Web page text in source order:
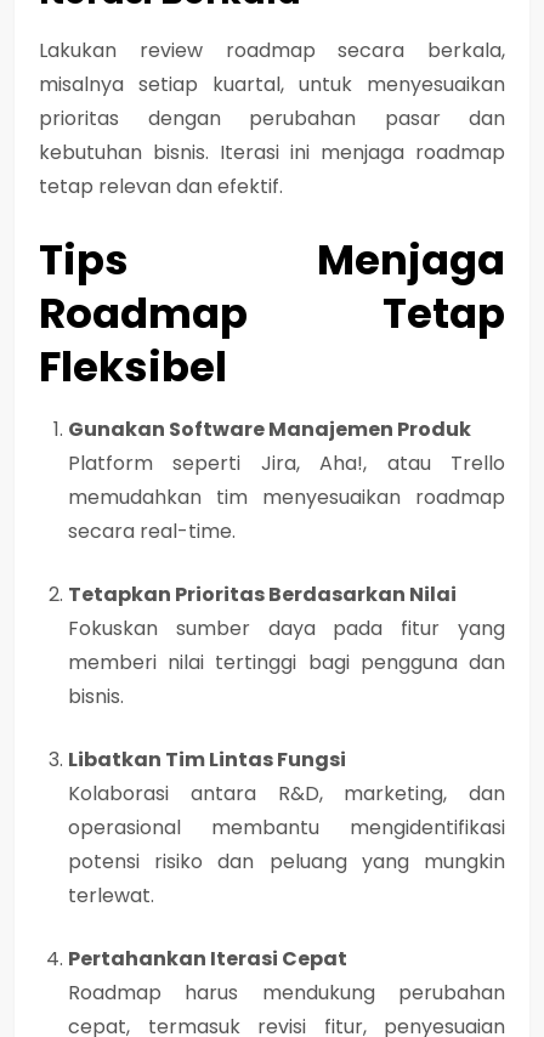
Lakukan review roadmap secara berkala,
misalnya setiap kuartal, untuk menyesuaikan
prioritas dengan perubahan pasar dan
kebutuhan bisnis. Iterasi ini menjaga roadmap
tetap relevan dan efektif.
Tips Menjaga
Roadmap Tetap
Fleksibel
Gunakan Software Manajemen Produk
Platform seperti Jira, Aha!, atau Trello
memudahkan tim menyesuaikan roadmap
secara real-time.
Tetapkan Prioritas Berdasarkan Nilai
Fokuskan sumber daya pada fitur yang
memberi nilai tertinggi bagi pengguna dan
bisnis.
Libatkan Tim Lintas Fungsi
Kolaborasi antara R&D, marketing, dan
operasional membantu mengidentifikasi
potensi risiko dan peluang yang mungkin
terlewat.
Pertahankan Iterasi Cepat
Roadmap harus mendukung perubahan
cepat, termasuk revisi fitur, penyesuaian